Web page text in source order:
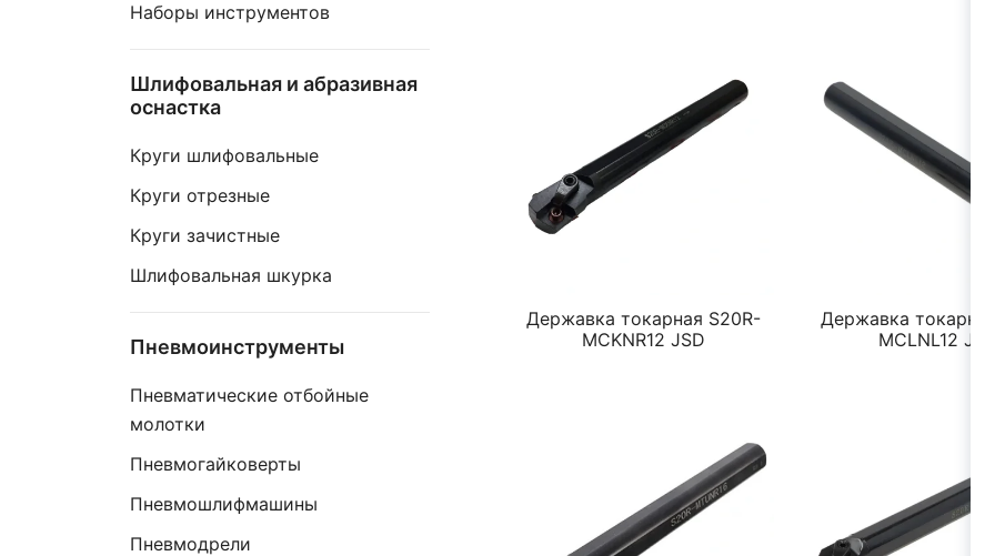
Державка токарная S20R-
MCKNR12 JSD
Державка токарная
MCLNL12 JSD
Наборы инструментов
Шлифовальная и абразивная
оснастка
Круги шлифовальные
Круги отрезные
Круги зачистные
Шлифовальная шкурка
Пневмоинструменты
Пневматические отбойные
молотки
Пневмогайковерты
Пневмошлифмашины
Пневмодрели